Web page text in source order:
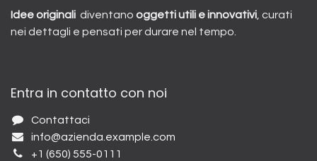
Idee originali diventano oggetti utili e innovativi , curati
nei dettagli e pensati per durare nel tempo.
Entra in contatto con noi
Contattaci
info@azienda.example.com
+1 (650) 555-0111